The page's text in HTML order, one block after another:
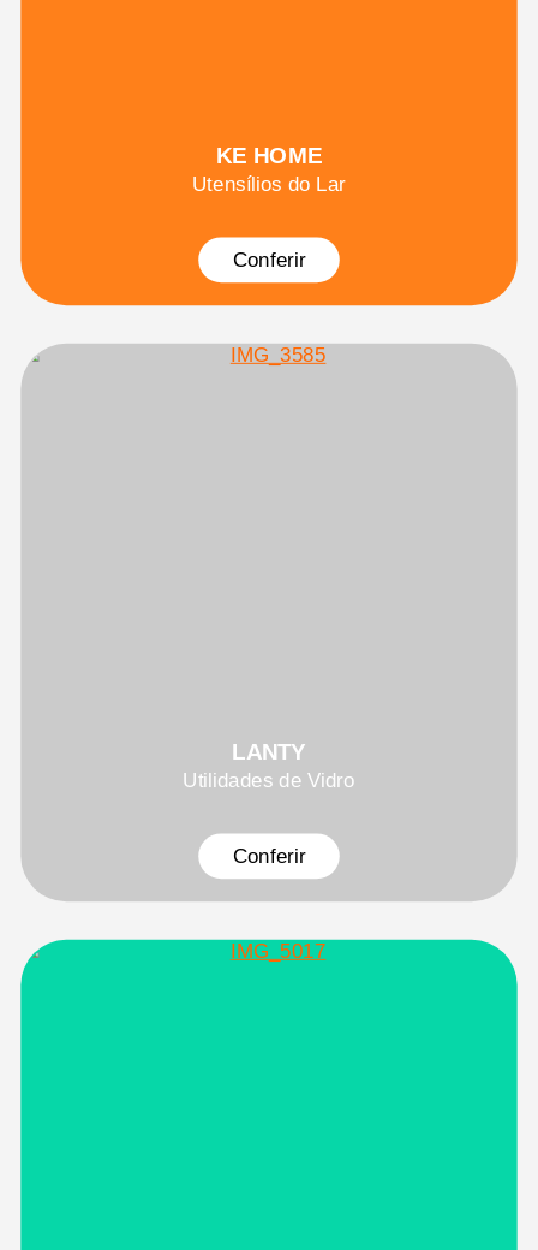
KE HOME
Utensílios do Lar
Conferir
LANTY
Utilidades de Vidro
Conferir